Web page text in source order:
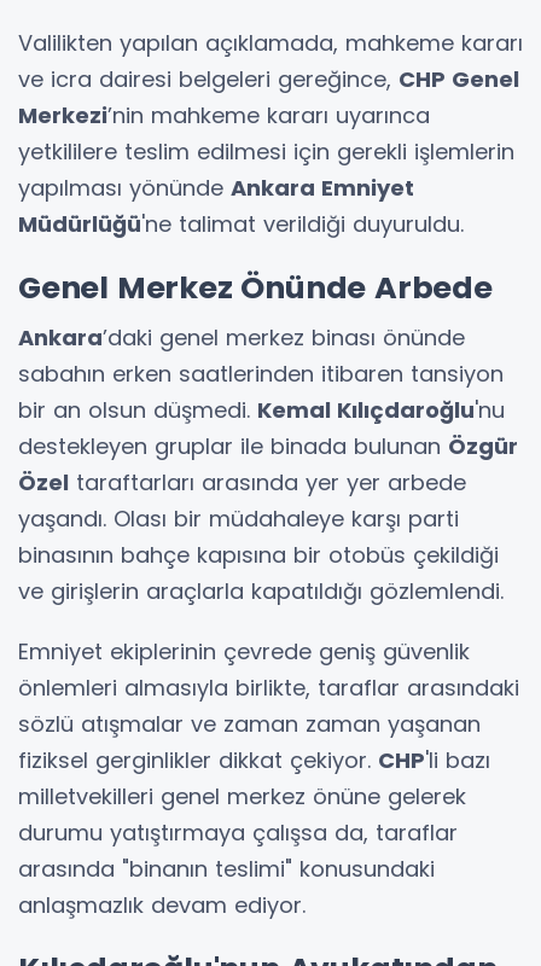
Valilikten yapılan açıklamada, mahkeme kararı
ve icra dairesi belgeleri gereğince, CHP Genel
Merkezi’nin mahkeme kararı uyarınca
yetkililere teslim edilmesi için gerekli işlemlerin
yapılması yönünde Ankara Emniyet
Müdürlüğü'ne talimat verildiği duyuruldu.
Genel Merkez Önünde Arbede
Ankara’daki genel merkez binası önünde
sabahın erken saatlerinden itibaren tansiyon
bir an olsun düşmedi. Kemal Kılıçdaroğlu'nu
destekleyen gruplar ile binada bulunan Özgür
Özel taraftarları arasında yer yer arbede
yaşandı. Olası bir müdahaleye karşı parti
binasının bahçe kapısına bir otobüs çekildiği
ve girişlerin araçlarla kapatıldığı gözlemlendi.
Emniyet ekiplerinin çevrede geniş güvenlik
önlemleri almasıyla birlikte, taraflar arasındaki
sözlü atışmalar ve zaman zaman yaşanan
fiziksel gerginlikler dikkat çekiyor. CHP'li bazı
milletvekilleri genel merkez önüne gelerek
durumu yatıştırmaya çalışsa da, taraflar
arasında "binanın teslimi" konusundaki
anlaşmazlık devam ediyor.